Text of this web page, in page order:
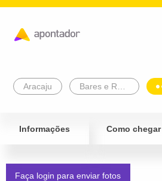
Aracaju
Informações Como chegar
Faça login para enviar fotos